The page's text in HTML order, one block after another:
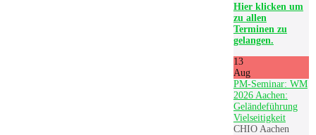
Hierklicken um
zu allen
Terminen zu
gelangen.
13
Aug
PM-Seminar: WM
2026 Aachen:
Geländeführung
Vielseitigkeit
CHIO Aachen